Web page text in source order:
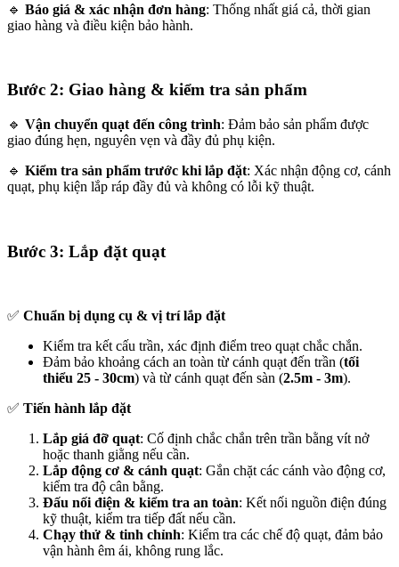
🔹 Báo giá & xác nhận đơn hàng: Thống nhất giá cả, thời gian
giao hàng và điều kiện bảo hành.
Bước 2: Giao hàng & kiểm tra sản phẩm
🔹 Vận chuyển quạt đến công trình: Đảm bảo sản phẩm được
giao đúng hẹn, nguyên vẹn và đầy đủ phụ kiện.
🔹 Kiểm tra sản phẩm trước khi lắp đặt: Xác nhận động cơ, cánh
quạt, phụ kiện lắp ráp đầy đủ và không có lỗi kỹ thuật.
Bước 3: Lắp đặt quạt
✅ Chuẩn bị dụng cụ & vị trí lắp đặt
Kiểm tra kết cấu trần, xác định điểm treo quạt chắc chắn.
Đảm bảo khoảng cách an toàn từ cánh quạt đến trần (tối
thiểu 25 - 30cm) và từ cánh quạt đến sàn (2.5m - 3m).
✅ Tiến hành lắp đặt
Lắp giá đỡ quạt: Cố định chắc chắn trên trần bằng vít nở
hoặc thanh giằng nếu cần.
Lắp động cơ & cánh quạt: Gắn chặt các cánh vào động cơ,
kiểm tra độ cân bằng.
Đấu nối điện & kiểm tra an toàn: Kết nối nguồn điện đúng
kỹ thuật, kiểm tra tiếp đất nếu cần.
Chạy thử & tinh chỉnh: Kiểm tra các chế độ quạt, đảm bảo
vận hành êm ái, không rung lắc.